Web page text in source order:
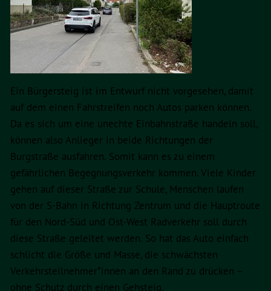
Ein Bürgersteig ist im Entwurf nicht vorgesehen, damit
auf dem einen Fahrstreifen noch Autos parken können.
Da es sich um eine unechte Einbahnstraße handeln soll,
können also Anlieger in beide Richtungen der
Burgstraße ausfahren. Somit kann es zu einem
gefährlichen Begegnungsverkehr kommen. Viele Kinder
gehen auf dieser Straße zur Schule, Menschen laufen
von der S-Bahn in Richtung Zentrum und die Hauptroute
für den Nord-Süd und Ost-West Radverkehr soll durch
diese Straße geleitet werden. So hat das Auto einfach
schlicht die Größe und Masse, die schwächsten
Verkehrsteilnehmer*innen an den Rand zu drücken –
ohne Schutz durch einen Gehsteig.